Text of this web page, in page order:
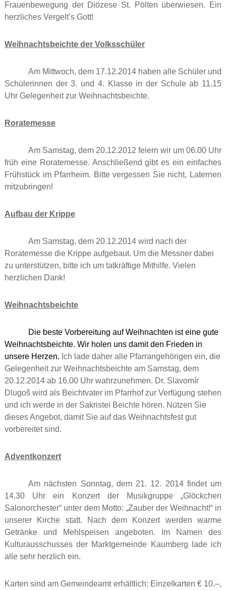
Frauenbewegung der Diözese St. Pölten überwiesen. Ein
herzliches Vergelt’s Gott!
Weihnachtsbeichte der Volksschüler
Am Mittwoch, dem 17.12.2014 haben alle Schüler und
Schülerinnen der 3. und 4. Klasse in der Schule ab 11.15
Uhr Gelegenheit zur Weihnachtsbeichte.
Roratemesse
Am Samstag, dem 20.12.2012 feiern wir um 06.00 Uhr
früh eine Roratemesse. Anschließend gibt es ein einfaches
Frühstück im Pfarrheim. Bitte vergessen Sie nicht, Laternen
mitzubringen!
Aufbau der Krippe
Am Samstag, dem 20.12.2014 wird nach der
Roratemesse die Krippe aufgebaut. Um dieMessner dabei
zu unterstützen, bitte ich um tatkräftige Mithilfe. Vielen
herzlichen Dank!
Weihnachtsbeichte
Die beste Vorbereitung auf Weihnachten ist eine gute
Weihnachtsbeichte. Wir holen uns damit den Frieden in
unsere Herzen. Ich lade daher alle Pfarrangehörigen ein, die
Gelegenheit zur Weihnachtsbeichte am Samstag, dem
20.12.2014 ab 16.00 Uhr wahrzunehmen. Dr. Slavomír
Dlugoš wird als Beichtvater im Pfarrhof zur Verfügung stehen
und ich werde in der Sakristei Beichte hören. Nützen Sie
dieses Angebot, damit Sie auf das Weihnachtsfest gut
vorbereitet sind.
Adventkonzert
Am nächsten Sonntag, dem 21. 12. 2014 findet um
14.30 Uhr ein Konzert der Musikgruppe „Glöckchen
Salonorchester“ unter dem Motto: „Zauber der Weihnacht!“ in
unserer Kirche statt. Nach dem Konzert werden warme
Getränke und Mehlspeisen angeboten. Im Namen des
Kulturausschusses der Marktgemeinde Kaumberg lade ich
alle sehr herzlich ein.
Karten sind am Gemeindeamt erhältlich: Einzelkarten € 10.–,